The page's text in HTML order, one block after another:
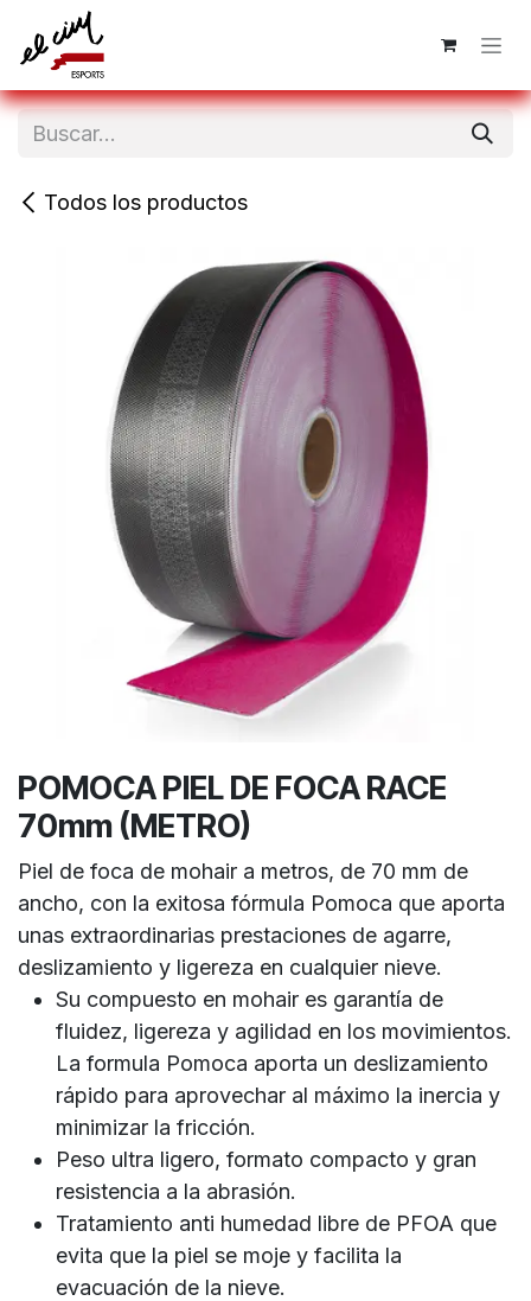
Ir al contenido
Todos los productos
POMOCA PIEL DE FOCA RACE
70mm (METRO)
Piel de foca de mohair a metros, de 70 mm de
ancho, con la exitosa fórmula Pomoca que aporta
unas extraordinarias prestaciones de agarre,
deslizamiento y ligereza en cualquier nieve.
Su compuesto en mohair es garantía de
fluidez, ligereza y agilidad en los movimientos.
La formula Pomoca aporta un deslizamiento
rápido para aprovechar al máximo la inercia y
minimizar la fricción.
Peso ultra ligero, formato compacto y gran
resistencia a la abrasión.
Tratamiento anti humedad libre de PFOA que
evita que la piel se moje y facilita la
evacuación de la nieve.